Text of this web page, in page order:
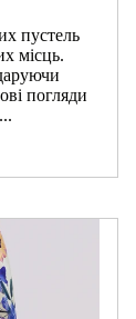
пустель
місць.
погляди